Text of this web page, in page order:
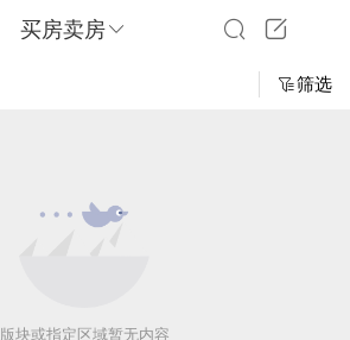
买房卖房
筛选
版块或指定区域暂无内容